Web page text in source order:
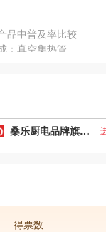
器依然获得很多
相对便宜，那电
品中普及率比较
真空集热管、
桑乐厨电品牌旗舰店
得票数